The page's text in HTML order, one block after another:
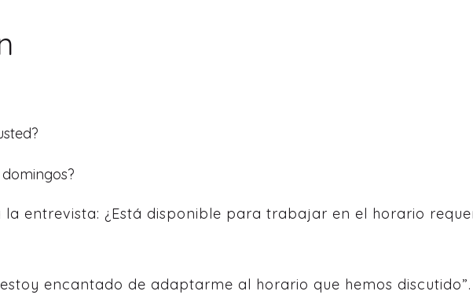
entrevista: ¿Está disponible para trabajar en el horario
encantado de adaptarme al horario que hemos discutido”.